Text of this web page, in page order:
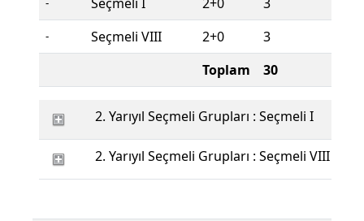
-
- Seçmeli VIII 2+0 3
Toplam
30
2. Yarıyıl Seçmeli Grupları : Seçmeli I
2. Yarıyıl Seçmeli Grupları : Seçmeli VIII